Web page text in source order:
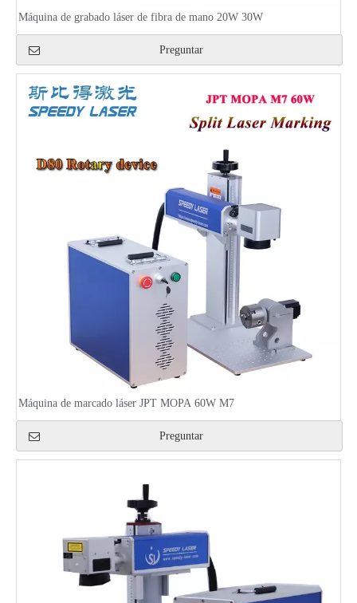
Máquina de grabado láser de fibra de mano 20W 30W
Preguntar
Máquina de marcado láser JPT MOPA 60W M7
Preguntar